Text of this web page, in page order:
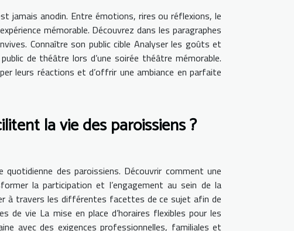
jamais anodin. Entre émotions, rires ou réflexions, le
mémorable. Découvrez dans les paragraphes
Connaître son public cible Analyser les goûts et
de théâtre lors d’une soirée théâtre mémorable.
leurs réactions et d’offrir une ambiance en parfaite
la vie des paroissiens ?
des paroissiens. Découvrir comment une
la participation et l’engagement au sein de la
à travers les différentes facettes de ce sujet afin de
de vie La mise en place d’horaires flexibles pour les
avec des exigences professionnelles, familiales et